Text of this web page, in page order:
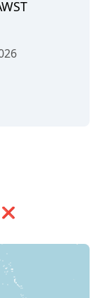
❌